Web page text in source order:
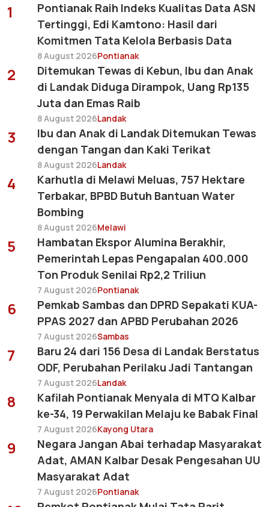
1
Pontianak Raih Indeks Kualitas Data ASN
Tertinggi, Edi Kamtono: Hasil dari
Komitmen Tata Kelola Berbasis Data
8 August 2026Pontianak
2
Ditemukan Tewas di Kebun, Ibu dan Anak
di Landak Diduga Dirampok, Uang Rp135
Juta dan Emas Raib
8 August 2026Landak
3
Ibu dan Anak di Landak Ditemukan Tewas
dengan Tangan dan Kaki Terikat
8 August 2026Landak
4
Karhutla di Melawi Meluas, 757 Hektare
Terbakar, BPBD Butuh Bantuan Water
Bombing
8 August 2026Melawi
5
Hambatan Ekspor Alumina Berakhir,
Pemerintah Lepas Pengapalan 400.000
Ton Produk Senilai Rp2,2 Triliun
7 August 2026Pontianak
6
Pemkab Sambas dan DPRD Sepakati KUA-
PPAS 2027 dan APBD Perubahan 2026
7 August 2026Sambas
7
Baru 24 dari 156 Desa di Landak Berstatus
ODF, Perubahan Perilaku Jadi Tantangan
7 August 2026Landak
8
Kafilah Pontianak Menyala di MTQ Kalbar
ke-34, 19 Perwakilan Melaju ke Babak Final
7 August 2026Kayong Utara
9
Negara Jangan Abai terhadap Masyarakat
Adat, AMAN Kalbar Desak Pengesahan UU
Masyarakat Adat
7 August 2026Pontianak